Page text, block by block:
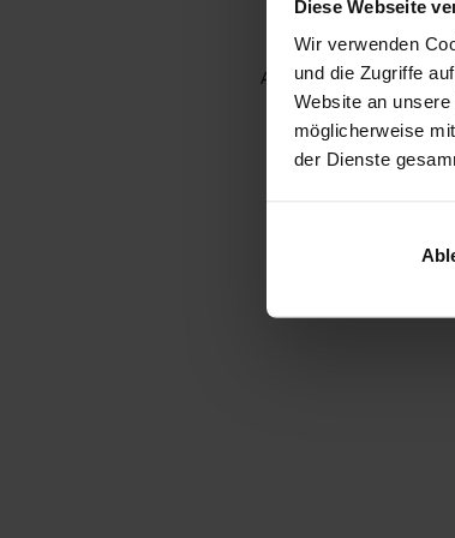
Diese Webseite
Wir verwenden
und die Zugriffe
Website an
möglicherweise
der Dienste
Application error: a